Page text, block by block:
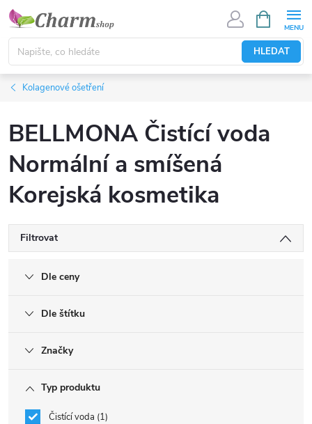
Přejít
obsah
HLEDAT
NÁKUPNÍ
KOŠÍK
Kolagenové ošetření
BELLMONA Čistící voda
Normální a smíšená
Korejská kosmetika
Filtrovat
Dle ceny
Dle štítku
Značky
Typ produktu
Čistící voda 1